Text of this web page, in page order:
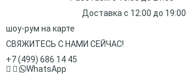
Доставка с 12:00 до 19:00
шоу-рум на карте
СВЯЖИТЕСЬ С НАМИ СЕЙЧАС!
+7 (499) 686 14 45
WhatsApp